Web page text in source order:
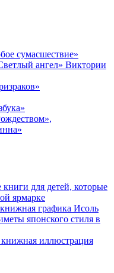
сумасшествие»
ангел» Виктории
для детей, которые
ярмарке
графика Исоль
японского стиля в
иллюстрация